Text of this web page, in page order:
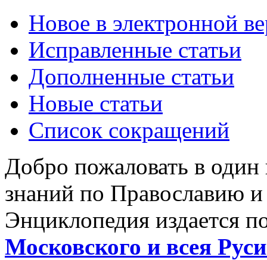
Новое в электронной
Исправленные статьи
Дополненные статьи
Новые статьи
Список сокращений
Добро пожаловать в
знаний по Православию
Энциклопедия издается
Московского и всея